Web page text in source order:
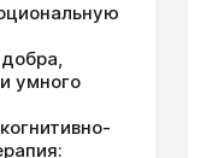
умного